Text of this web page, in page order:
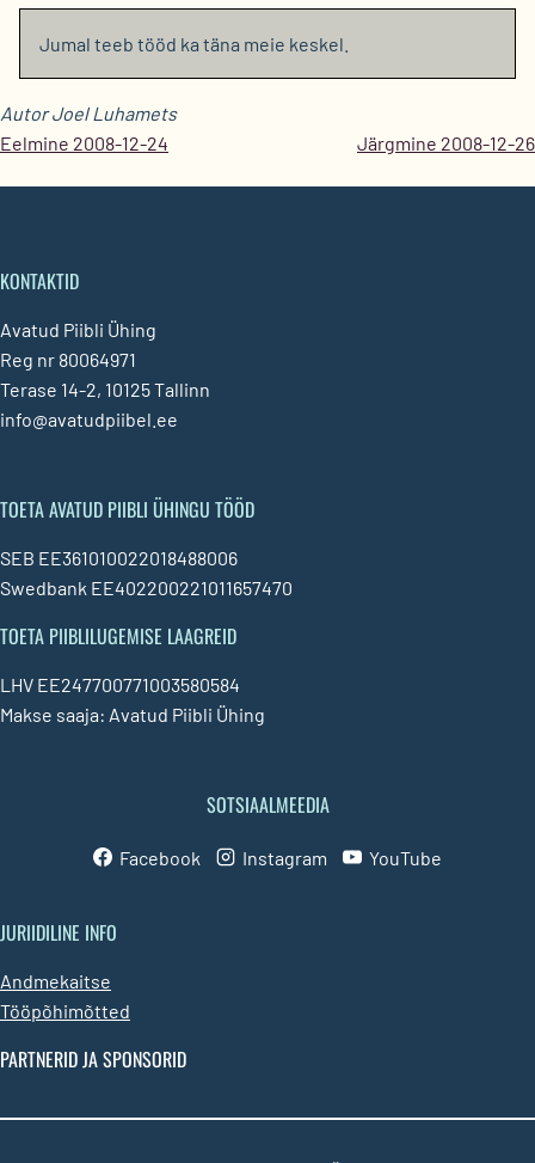
Jumal teeb tööd ka täna meie keskel.
Autor Joel Luhamets
Eelmine 2008-12-24
Järgmine 2008-12-26
KONTAKTID
Avatud Piibli Ühing
Reg nr 80064971
Terase 14-2, 10125 Tallinn
info@avatudpiibel.ee
TOETA AVATUD PIIBLI ÜHINGU TÖÖD
SEB EE361010022018488006
Swedbank EE402200221011657470
TOETA PIIBLILUGEMISE LAAGREID
LHV EE247700771003580584
Makse saaja: Avatud Piibli Ühing
SOTSIAALMEEDIA
Facebook Instagram YouTube
JURIIDILINE INFO
Andmekaitse
Tööpõhimõtted
PARTNERID JA SPONSORID